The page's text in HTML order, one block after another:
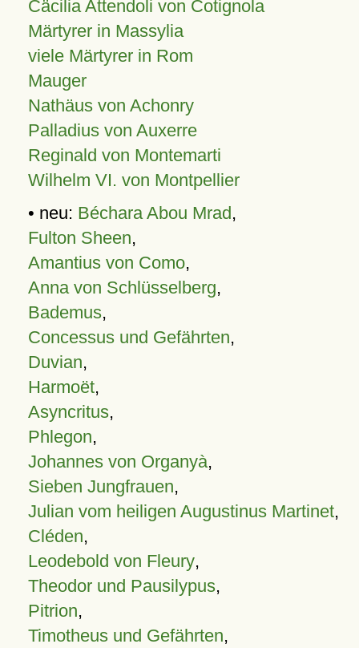
Cäcilia Attendoli von Cotignola
Märtyrer in Massylia
viele Märtyrer in Rom
Mauger
Nathäus von Achonry
Palladius von Auxerre
Reginald von Montemarti
Wilhelm VI. von Montpellier
• neu: Béchara Abou Mrad,
Fulton Sheen,
Amantius von Como,
Anna von Schlüsselberg,
Bademus,
Concessus und Gefährten,
Duvian,
Harmoët,
Asyncritus,
Phlegon,
Johannes von Organyà,
Sieben Jungfrauen,
Julian vom heiligen Augustinus Martinet,
Cléden,
Leodebold von Fleury,
Theodor und Pausilypus,
Pitrion,
Timotheus und Gefährten,